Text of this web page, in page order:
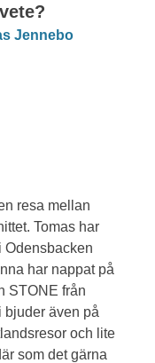
Jennebo
resa mellan
Tomas har
Odensbacken
har nappat på
STONE från
bjuder även på
och lite
som det gärna